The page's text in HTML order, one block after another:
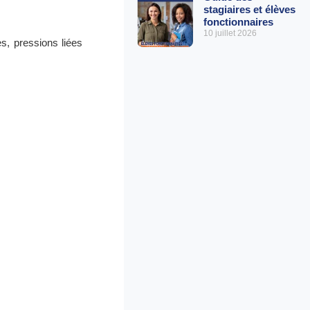
pressions liées
stagiaires et élèves
fonctionnaires
10 juillet 2026